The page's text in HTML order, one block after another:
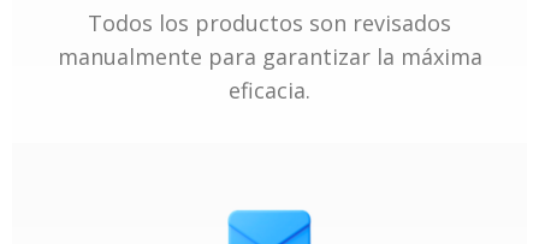
Todos los productos son revisados
manualmente para garantizar la máxima
eficacia.